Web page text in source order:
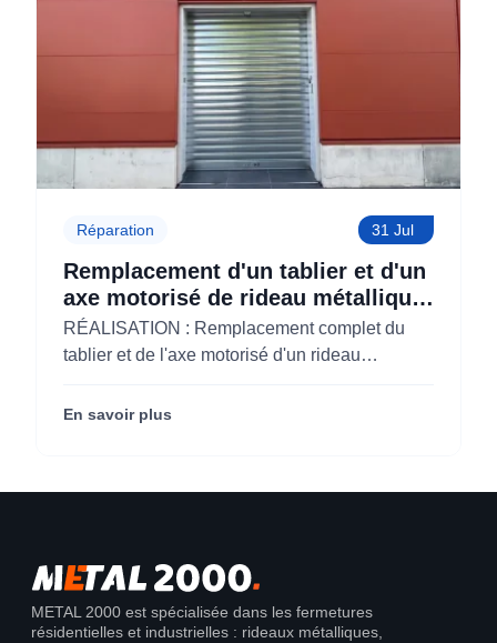
Réparation 31 Jul
Remplacement d'un tablier et d'un
axe motorisé de rideau métallique
pour M'CHADAL (Optical Center)
(95)
RÉALISATION : Remplacement complet du
tablier et de l'axe motorisé d'un rideau
Center) (95290).
En savoir plus
METAL 2000 est spécialisée dans les fermetures
résidentielles et industrielles : rideaux métalliques,